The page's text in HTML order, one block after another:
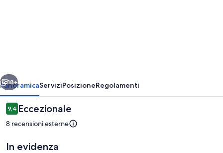
AC
and
WiFi
in
enchanting
Avanti
18+
PanoramicaServiziPosizioneRegolamenti
Recensioni
9,49,4 su 10
Eccezionale
8 recensioni esterne
In evidenza